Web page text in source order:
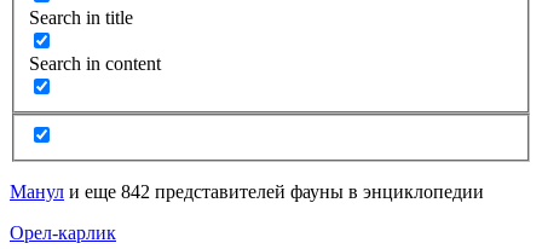
Search in title
Search in content
Манул и еще 842 представителей фауны в энциклопедии
Орел-карлик